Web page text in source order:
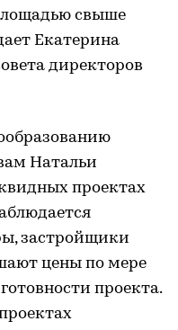
свыше
Екатерина
директоров
Натальи
проектах
застройщики
цены по мере
проекта.